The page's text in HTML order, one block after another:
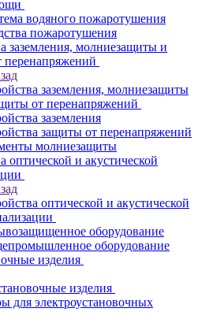
водяного пожаротушения
пожаротушения
заземления, молниезащиты и
перенапряжений
заземления, молниезащиты
от перенапряжений
заземления
защиты от перенапряжений
молниезащиты
оптической и акустической
оптической и акустической
оборудование
оборудование
изделия
изделия
для электроустановочных